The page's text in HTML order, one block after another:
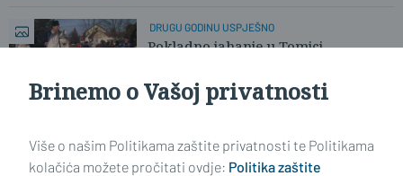
DRUGU GODINU USPJEŠNO
Pokladno jahanje u Tomici
Elektri nisu dobri ni vjetar ni kiša ni
sunce
Brinemo o Vašoj privatnosti
Više o našim Politikama zaštite privatnosti te Politikama
kolačića možete pročitati ovdje: Politika zaštite